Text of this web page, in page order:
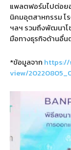
แพลตฟอร์มไปต่อย
นิคมอุตสาหกรรม โ
ฯลฯ รวมถึงพัฒนาโ
มือทางธุรกิจด้านอื่น
*ข้อมูลจาก
view/